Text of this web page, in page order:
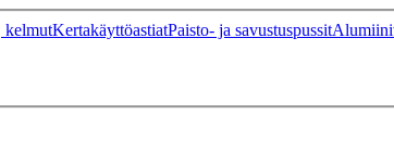
kelmutKertakäyttöastiatPaisto- ja savustuspussit